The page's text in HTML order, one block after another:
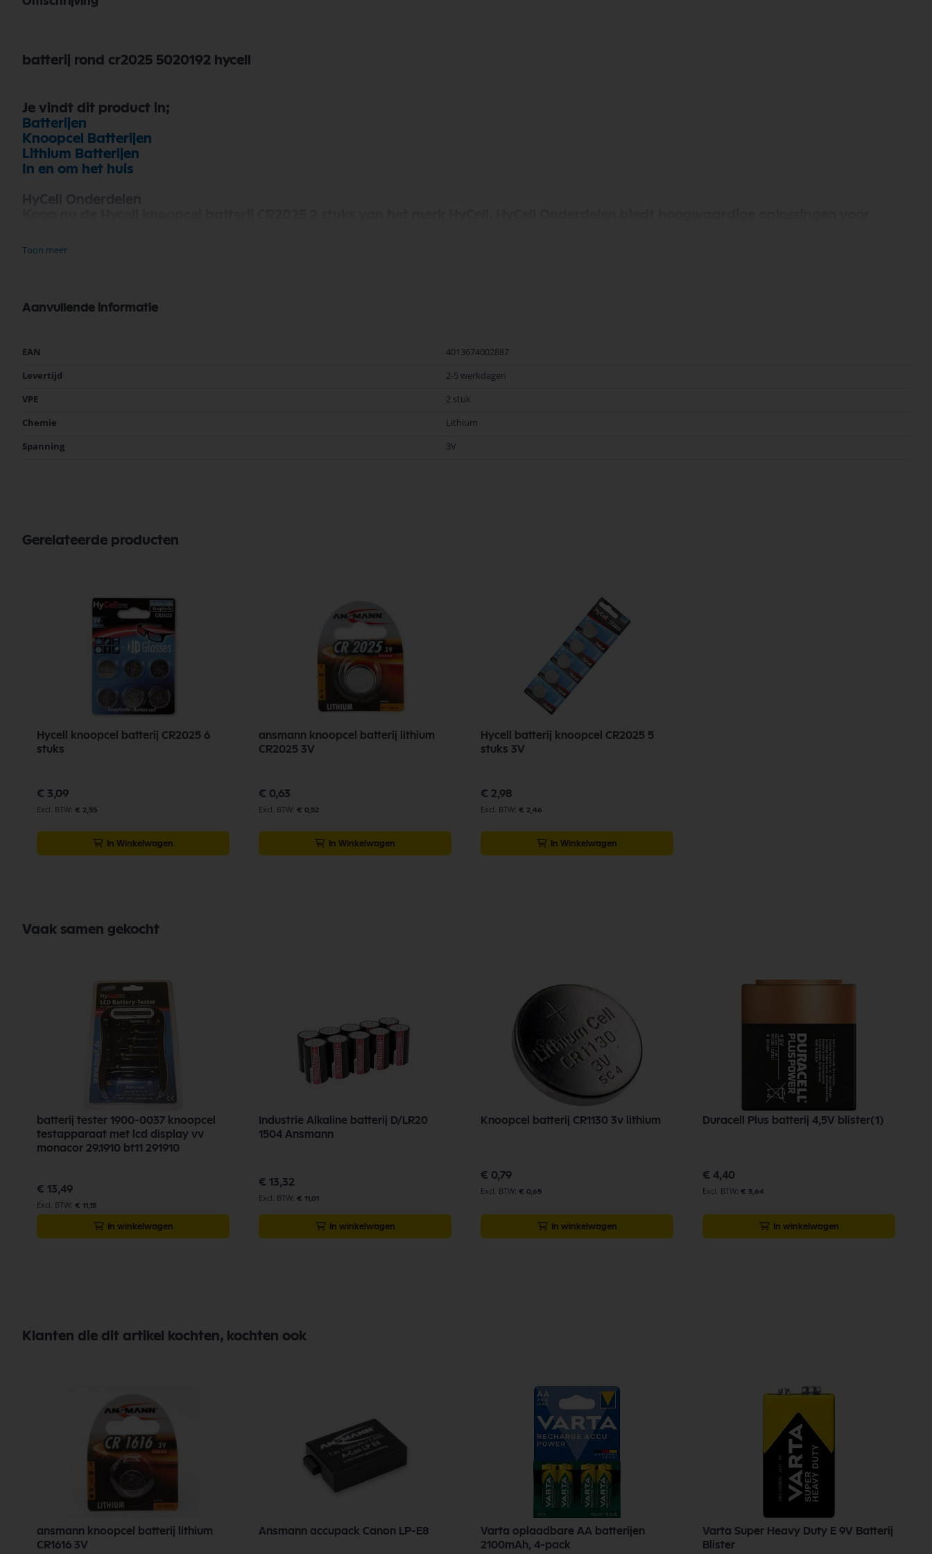
batterij rond cr2025 5020192 hycell
Je vindt dit product in;
Batterijen
Knoopcel Batterijen
Lithium Batterijen
In en om het huis
betrouwbaarheid van HyCell Onderdelen vandaag nog en bestel eenvoudig online.
Toon meer
Aanvullende informatie
Meer
EAN
4013674002887
Levertijd
2-5 werkdagen
VPE
2 stuk
Chemie
Lithium
Spanning
3V
Gerelateerde producten
Hycell knoopcel batterij CR2025 6
stuks
€ 3,09
€ 2,55
In Winkelwagen
ansmann knoopcel batterij lithium
CR2025 3V
€ 0,63
€ 0,52
In Winkelwagen
Hycell batterij knoopcel CR2025 5
stuks 3V
€ 2,98
€ 2,46
In Winkelwagen
Vaak samen gekocht
batterij tester 1900-0037 knoopcel
testapparaat met lcd display vv
monacor 29.1910 bt11 291910
€ 13,49
€ 11,15
In winkelwagen
Industrie Alkaline batterij D/LR20
1504 Ansmann
€ 13,32
€ 11,01
In winkelwagen
Knoopcel batterij CR1130 3v lithium
€ 0,79
€ 0,65
In winkelwagen
Duracell Plus batterij 4,5V blister(1)
€ 4,40
€ 3,64
In winkelwagen
Klanten die dit artikel kochten, kochten ook
ansmann knoopcel batterij lithium
CR1616 3V
Ansmann accupack Canon LP-E8
Varta oplaadbare AA batterijen
2100mAh, 4-pack
Varta Super Heavy Duty E 9V Batterij
Blister